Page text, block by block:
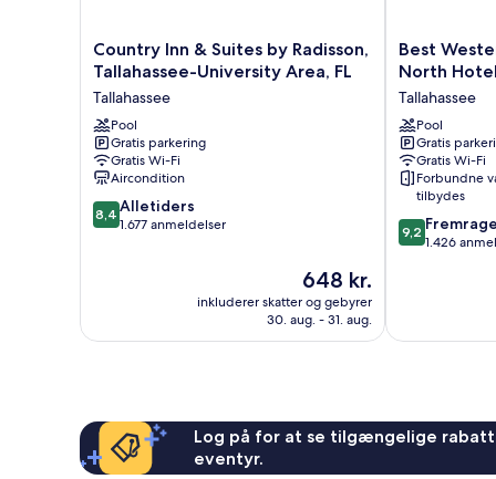
Country
Inn
Suites
by
Radisson,
Tallahassee-
University
Area,
FL
Country Inn & Suites by Radisson,
Tallahassee-University Area, FL
Tallahassee
Pool
Gratis parkering
Gratis Wi-Fi
Aircondition
8.4
ud
8,4 Alletiders
1.677 anmeldelser
Prisen
er
648 kr.
648 kr.
inkluderer skatter og gebyrer
30. aug. - 31. aug.
Best
Western
Tallahassee
North
Hotel
Tallahassee
Best
North Hotel
Tallahassee
Pool
Gratis
Gratis Wi-Fi
Forbundne
tilbydes
9.2
ud
anmeldelser
9,2
1.426
Log på for at se tilgængelige
eventyr.